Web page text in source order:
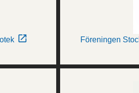
Föreningen